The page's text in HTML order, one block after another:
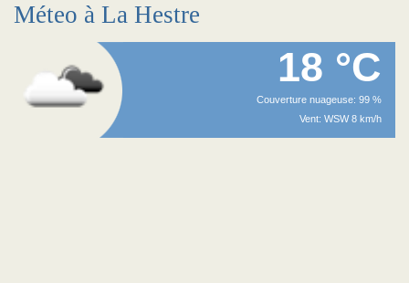
Méteo à La Hestre
18 °C
Couverture nuageuse: 99 %
Vent: WSW 8 km/h